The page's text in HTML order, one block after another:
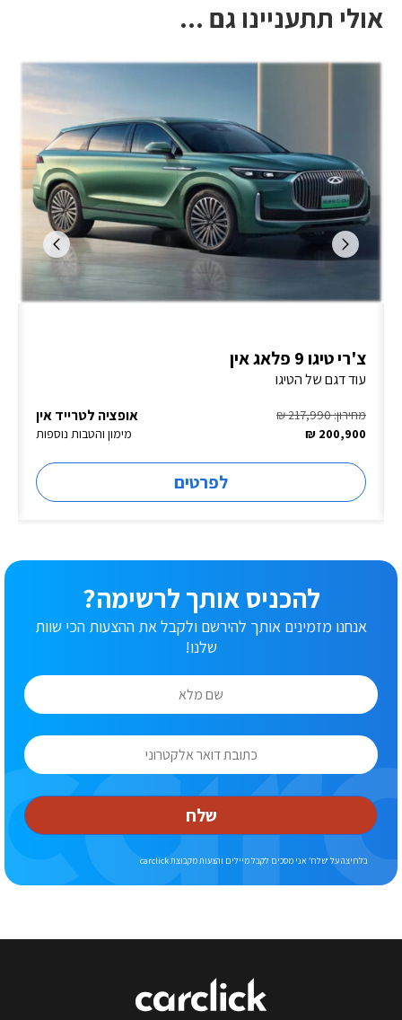
אולי תתעניינו גם ...
צ'רי טיגו 9 פלאג אין
עוד דגם של הטיגו
אופציה לטרייד אין
מחירון: 217,990 ₪
מימון והטבות נוספות
200,900 ₪
לפרטים
להכניס אותך לרשימה?
אנחנו מזמינים אותך להירשם ולקבל את ההצעות הכי שוות
שלנו!
שלח
בלחיצה על ‘שלח’ אני מסכים לקבל מיילים והצעות מקבוצת carclick